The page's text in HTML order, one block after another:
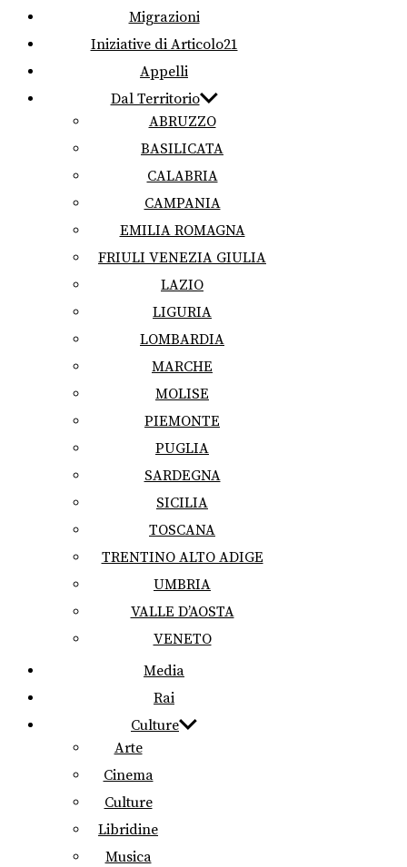
Migrazioni
Iniziative di Articolo21
Appelli
Dal Territorio
ABRUZZO
BASILICATA
CALABRIA
CAMPANIA
EMILIA ROMAGNA
FRIULI VENEZIA GIULIA
LAZIO
LIGURIA
LOMBARDIA
MARCHE
MOLISE
PIEMONTE
PUGLIA
SARDEGNA
SICILIA
TOSCANA
TRENTINO ALTO ADIGE
UMBRIA
VALLE D’AOSTA
VENETO
Media
Rai
Culture
Arte
Cinema
Culture
Libridine
Musica